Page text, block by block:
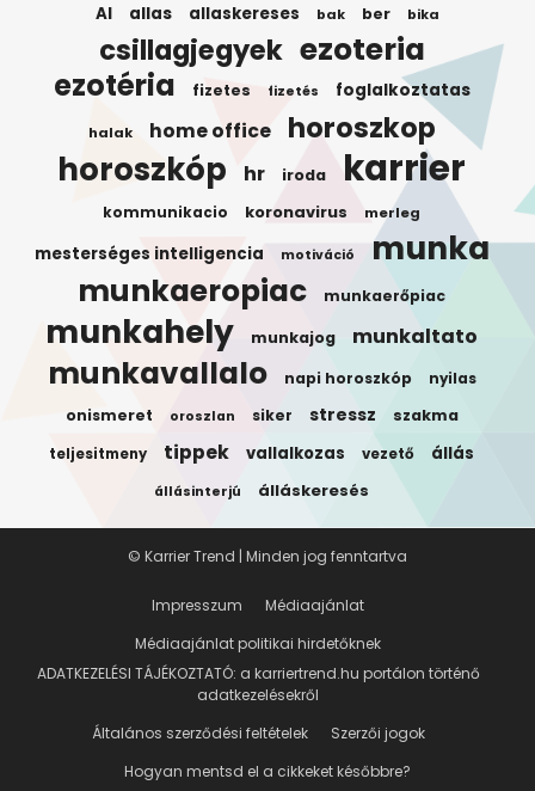
AI allas allaskereses bak ber bika
csillagjegyek ezoteria
ezotéria fizetes fizetés foglalkoztatas
halak home office horoszkop
horoszkóp hr iroda karrier
kommunikacio koronavirus merleg
mesterséges intelligencia motiváció munka
munkaeropiac munkaerőpiac
munkahely munkajog munkaltato
munkavallalo napi horoszkóp nyilas
onismeret oroszlan siker stressz szakma
teljesitmeny tippek vallalkozas vezető állás
állásinterjú álláskeresés
Impresszum
Médiaajánlat
Médiaajánlat politikai hirdetőknek
ADATKEZELÉSI TÁJÉKOZTATÓ: a karriertrend.hu portálon történő
adatkezelésekről
Általános szerződési feltételek
Szerzői jogok
Hogyan mentsd el a cikkeket későbbre?
© Karrier Trend | Minden jog fenntartva